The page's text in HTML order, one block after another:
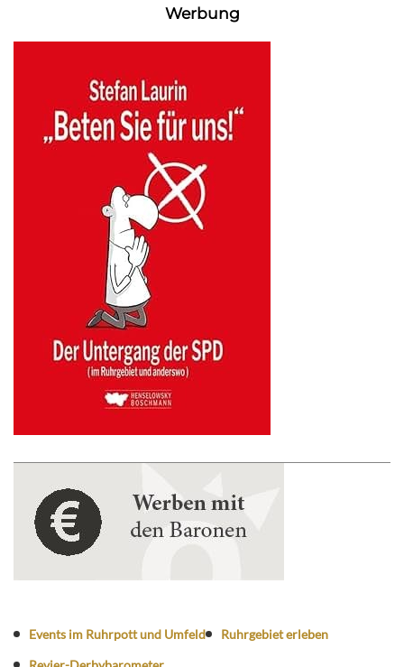
Werbung
Events im Ruhrpott und Umfeld
Ruhrgebiet erleben